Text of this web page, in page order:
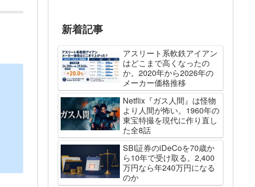
新着記事
アスリート系軟鉄アイアン
はどこまで高くなったの
か。2020年から2026年の
メーカー価格推移
Netflix『ガス人間』は怪物
より人間が怖い。1960年の
東宝特撮を現代に作り直し
た全8話
SBI証券のiDeCoを70歳か
ら10年で受け取る。2,400
万円なら年240万円になる
のか